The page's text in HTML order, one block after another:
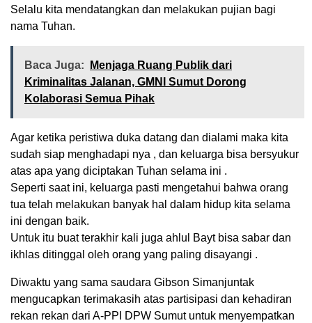
Selalu kita mendatangkan dan melakukan pujian bagi
nama Tuhan.
Baca Juga:
Menjaga Ruang Publik dari
Kriminalitas Jalanan, GMNI Sumut Dorong
Kolaborasi Semua Pihak
Agar ketika peristiwa duka datang dan dialami maka kita
sudah siap menghadapi nya , dan keluarga bisa bersyukur
atas apa yang diciptakan Tuhan selama ini .
Seperti saat ini, keluarga pasti mengetahui bahwa orang
tua telah melakukan banyak hal dalam hidup kita selama
ini dengan baik.
Untuk itu buat terakhir kali juga ahlul Bayt bisa sabar dan
ikhlas ditinggal oleh orang yang paling disayangi .
Diwaktu yang sama saudara Gibson Simanjuntak
mengucapkan terimakasih atas partisipasi dan kehadiran
rekan rekan dari A-PPI DPW Sumut untuk menyempatkan